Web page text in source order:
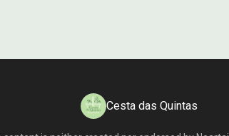
Cesta das Quintas